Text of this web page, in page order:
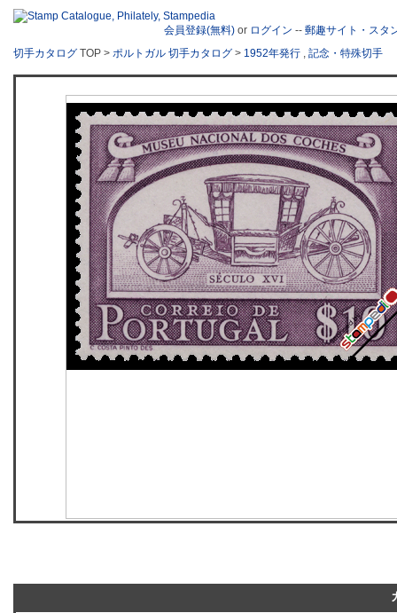
会員登録(無料) or ログイン -- 郵趣サイト・スタ
切手カタログ TOP > ポルトガル 切手カタログ > 1952年発行 , 記念・特殊切手